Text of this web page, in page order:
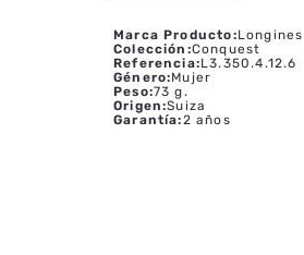
Marca Producto:Longines
Colección :Conquest
Referencia:L3.350.4.12.6
Género:Mujer
Peso:73 g.
Origen:Suiza
Garantía:2 años